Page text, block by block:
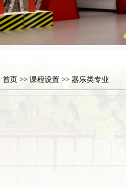
首页>> 课程设置>> 器乐类专业